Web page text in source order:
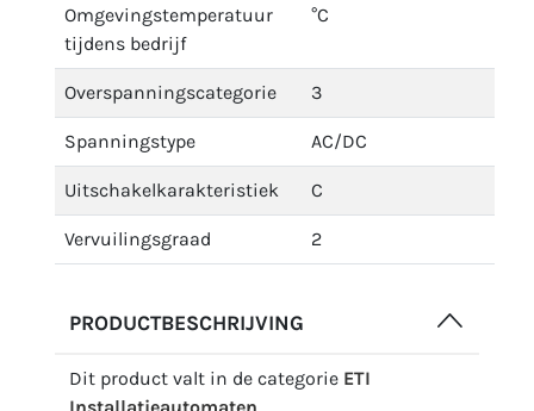
Omgevingstemperatuur
tijdens bedrijf
°C
Overspanningscategorie 3
Spanningstype AC/DC
Uitschakelkarakteristiek C
Vervuilingsgraad 2
PRODUCTBESCHRIJVING
Dit product valt in de categorie ETI